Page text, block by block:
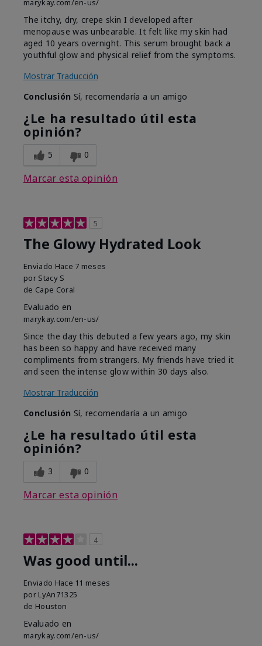
marykay.com/en-us/
The itchy, dry, crepe skin I developed after
menopause was unbearable. It felt like my skin had
aged 10 years overnight. This serum brought back a
youthful glow and physical relief from the symptoms.
Mostrar Traducción
Conclusión Sí, recomendaría a un amigo
¿Le ha resultado útil esta
opinión?
5 0
Marcar esta opinión
5
The Glowy Hydrated Look
Enviado Hace 7 meses
por Stacy S
de Cape Coral
Evaluado en
marykay.com/en-us/
Since the day this debuted a few years ago, my skin
has been so happy and have received many
compliments from strangers. My friends have tried it
and seen the intense glow within 30 days also.
Mostrar Traducción
Conclusión Sí, recomendaría a un amigo
¿Le ha resultado útil esta
opinión?
3 0
Marcar esta opinión
4
Was good until...
Enviado Hace 11 meses
por LyAn71325
de Houston
Evaluado en
marykay.com/en-us/